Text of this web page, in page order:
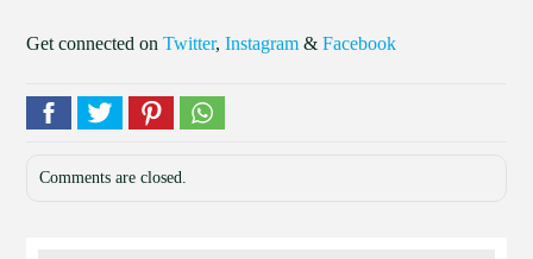
Get connected onTwitter,Instagram &Facebook
Comments are closed.